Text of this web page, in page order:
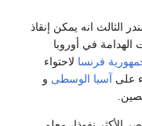
الثالث انه يمكن إنقاذ
الهدامة في أوروبا
فرنسا لاحتواء
على آسيا الوسطى و